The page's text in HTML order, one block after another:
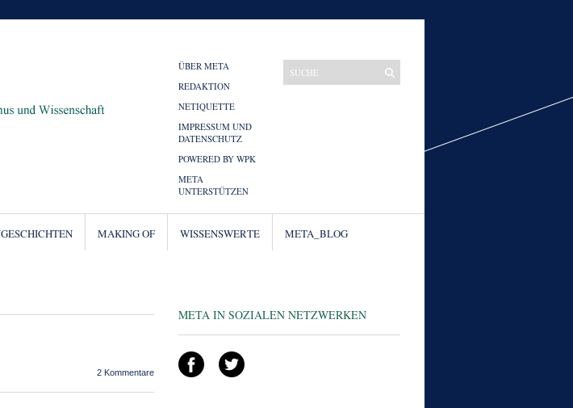
ÜBER META
REDAKTION
NETIQUETTE
IMPRESSUM UND
DATENSCHUTZ
POWERED BY WPK
META
UNTERSTÜTZEN
MAKING OF WISSENSWERTE META_BLOG
2 Kommentare
META IN SOZIALEN NETZWERKEN